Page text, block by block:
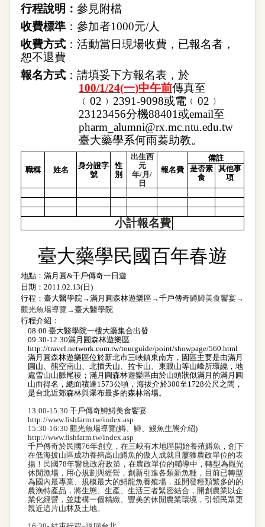
行程說明： 參見附檔
收費標準 ：參加者1000元/人
收費方式 ：活動當日現場收費，已報名者，
恕不退費
報名方式 ：請填妥下方報名表，於
100/1/24(一)中午前傳真至
﹙02 ﹚ 2391-9098或電﹙02 ﹚
23123456分機88401或email至
pharm_alumni@rx.mc.ntu.edu.tw
臺大藥學系何雨蓁助教。
職稱 姓名
身分證字
號
性
別
出生西
元
年/月 /
日
報名費
備註
是否素
食
其他事
項
小計報名費
臺大藥學民國百年春遊
地點：滿月圓&千戶傳奇一日遊
日期： 2011.02.13( 日 )
行程：臺大醫學院→滿月圓森林遊樂區→千戶傳奇鱒鱘美食饗宴→
觀光魚場導覽→臺大醫學院
行程介紹：
08:00 臺大醫學院一樓大廳集合出發
09:30-12:30滿月圓森林遊樂區
http://travel.network.com.tw/tourguide/point/showpage/560.html
滿月圓森林遊樂區位於新北市三峽鎮東南方，園區主要是由滿月
圓山、熊空南山、北插天山、拉卡山、東眼山等山峰所環繞，地
處雪山山脈尾稜；滿月圓森林遊樂區由於山頭狀似滿月的滿月圓
山而得名，總面積達1573公頃 ，海拔介於300至1728公尺 之間，
是台北近郊森林與瀑布最多的森林浴場。
13:00-15:30 千戶傳奇鱒鱘美食饗宴
http://www.fishfarm.tw/index.asp
15:30-16:30 觀光魚場導覽(鱒、鱘、鰻魚生態介紹)
http://www.fishfarm.tw/index.asp
千戶傳奇於民國76年創立，在三峽有木地區開始養殖鱒魚，創下
在低海拔山區成功養殖高山鱒魚的傲人成就且屢獲農政單位的表
揚！民國78年響應政府政策，在農政單位的輔導中，轉型為觀光
休閒漁場，用心規劃與經營，創新引進各類新魚種，目前已轉型
為國內最專業、規模最大的鱘龍魚養殖場，並開發種類繁多的的
農漁特產品，將生態、生產、生活三者緊密結合，開創農業以企
業化經營，並建構一個精緻、豐美的休閒農業環境，引領民眾更
親近這片山林及土地。